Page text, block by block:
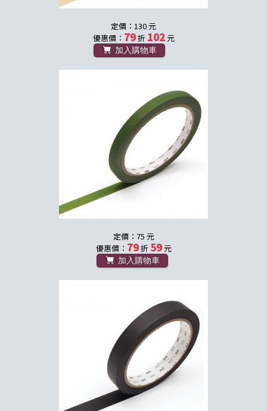
定價：130 元
優惠價： 79折 102元
加入購物車
定價：75 元
優惠價： 79折 59元
加入購物車